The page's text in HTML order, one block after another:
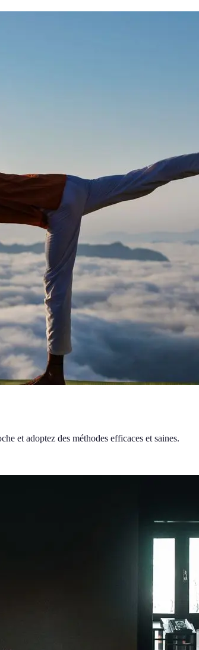
et adoptez des méthodes efficaces et saines.